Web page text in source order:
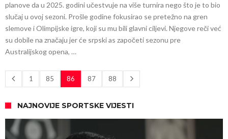
planove da u 2025. godini učestvuje na više turnira nego što je to bio
slučaj u ovoj sezoni. Prošle godine fokusirao se pretežno na gren
slemove i Olimpijske igre, koji su mu bili glavni ciljevi. Njegove reči već
su dobile na značaju jer će srpski as započeti sezonu pre
Australijskog opena, …
1 85 86 87 88
NAJNOVIJE SPORTSKE VIJESTI